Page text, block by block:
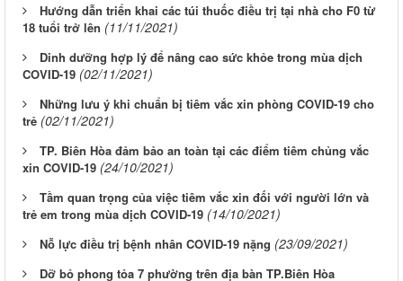
Hướng dẫn triển khai các túi thuốc điều trị tại nhà cho F0 từ
18 tuổi trở lên (11/11/2021)
Dinh dưỡng hợp lý để nâng cao sức khỏe trong mùa dịch
COVID-19 (02/11/2021)
Những lưu ý khi chuẩn bị tiêm vắc xin phòng COVID-19 cho
trẻ (02/11/2021)
TP. Biên Hòa đảm bảo an toàn tại các điểm tiêm chủng vắc
xin COVID-19 (24/10/2021)
Tầm quan trọng của việc tiêm vắc xin đối với người lớn và
trẻ em trong mùa dịch COVID-19 (14/10/2021)
Nỗ lực điều trị bệnh nhân COVID-19 nặng (23/09/2021)
Dỡ bỏ phong tỏa 7 phường trên địa bàn TP.Biên Hòa